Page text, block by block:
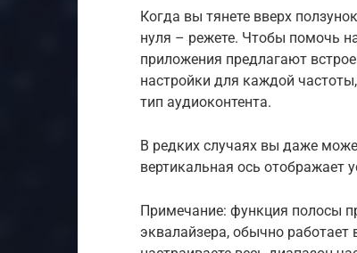
Когда вы тянете вверх
нуля – режете. Чтобы помочь
приложения предлагают
настройки для каждой
тип аудиоконтента.
В редких случаях вы даже
вертикальная ось отображает
Примечание: функция полосы
эквалайзера, обычно